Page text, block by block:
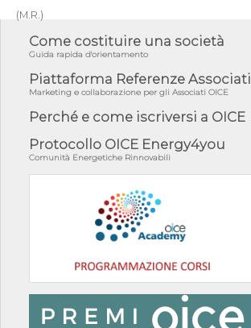
(M.R.)
Come costituire una società
Guida rapida d'orientamento
Piattaforma Referenze Associati
Marketing e collaborazione per gli Associati OICE
Perché e come iscriversi a OICE
Protocollo OICE Energy4you
Comunità Energetiche Rinnovabili